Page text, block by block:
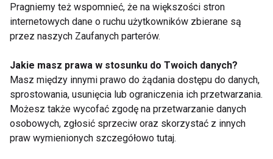
Podróżujemy w
poszukiwaniu urody
Siła natury w
Pragniemy też wspomnieć, że na większości stron
internetowych dane o ruchu użytkowników zbierane są
przez naszych Zaufanych parterów.
Jakie masz prawa w stosunku do Twoich danych?
Masz między innymi prawo do żądania dostępu do danych,
sprostowania, usunięcia lub ograniczenia ich przetwarzania.
Możesz także wycofać zgodę na przetwarzanie danych
osobowych, zgłosić sprzeciw oraz skorzystać z innych
praw wymienionych szczegółowo tutaj.